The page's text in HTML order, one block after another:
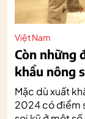
Việt Nam
Còn những
khẩu nông
Mặc dù xuất
2024 có điểm